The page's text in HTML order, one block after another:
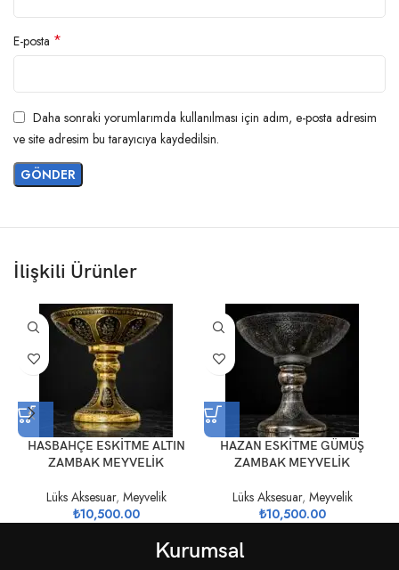
E-posta *
Daha sonraki yorumlarımda kullanılması için adım, e-posta adresim
ve site adresim bu tarayıcıya kaydedilsin.
İlişkili Ürünler
HASBAHÇE ESKİTME ALTIN
ZAMBAK MEYVELİK
Lüks Aksesuar, Meyvelik
₺10,500.00
HAZAN ESKİTME GÜMÜŞ
ZAMBAK MEYVELİK
Lüks Aksesuar, Meyvelik
₺10,500.00
Kurumsal